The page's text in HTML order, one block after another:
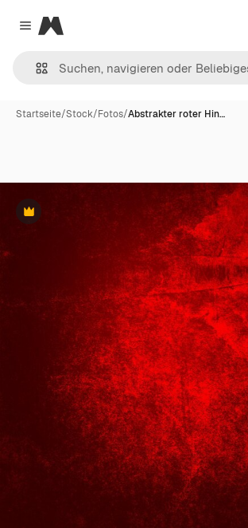
Close menu
Magnific
Startseite/Stock/Fotos/Abstrakter roter Hin…
Premium